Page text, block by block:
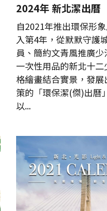
2024年 新北潔出曆
自2021年推出環保形
入第4年，從默默守護
員、簡約文青風推廣
一次性用品的新北十
格繪畫結合實景，發
策的「環保潔(傑)出曆
以...